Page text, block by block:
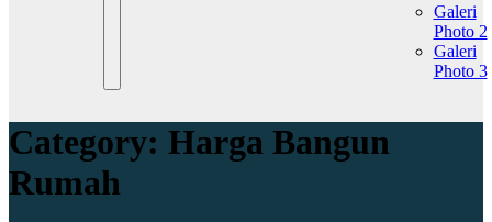
Galeri
Photo 2
Galeri
Photo 3
Category: Harga Bangun
Rumah